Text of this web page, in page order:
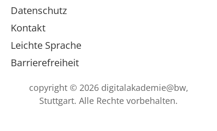
Datenschutz
Kontakt
Leichte Sprache
Barrierefreiheit
copyright © 2026 digitalakademie@bw,
Stuttgart. Alle Rechte vorbehalten.